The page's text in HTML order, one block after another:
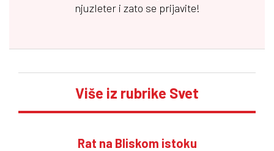
njuzleter i zato se prijavite!
Više iz rubrike Svet
Rat na Bliskom istoku